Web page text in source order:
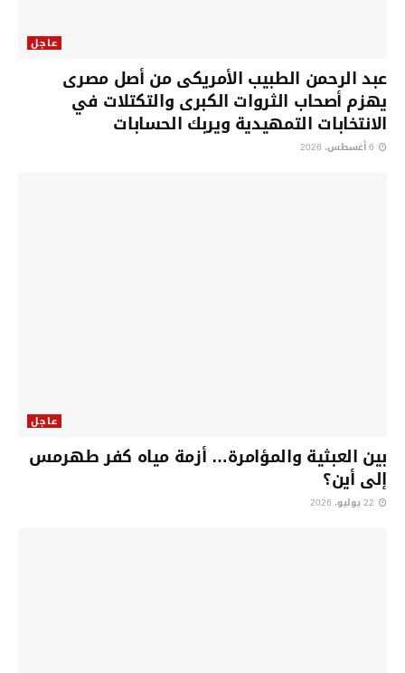
عاجل
عبد الرحمن الطبيب الأمريكى من أصل مصرى
يهزم أصحاب الثروات الكبرى والتكتلات في
الانتخابات التمهيدية ويربك الحسابات
عاجل
بين العبثية والمؤامرة… أزمة مياه كفر طهرمس
إلى أين؟